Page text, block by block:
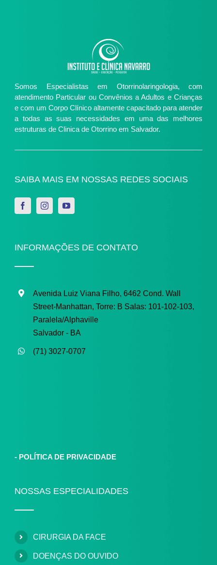
Somos Especialistas em Otorrinolaringologia, com
atendimento Particular ou Convênios a Adultos e Crianças
e com um Corpo Clínico altamente capacitado para atender
a todas as suas necessidades em uma das melhores
estruturas de Clinica de Otorrino em Salvador.
SAIBA MAIS EM NOSSAS REDES SOCIAIS
INFORMAÇÕES DE CONTATO
Avenida Luiz Viana Filho, 6462 Cond. Wall
Street-Manhattan, Torre: B Salas: 101-102-103,
Paralela/Alphaville
Salvador - BA
(71) 3027-0707
- POLÍTICA DE PRIVACIDADE
NOSSAS ESPECIALIDADES
CIRURGIA DA FACE
DOENÇAS DO OUVIDO